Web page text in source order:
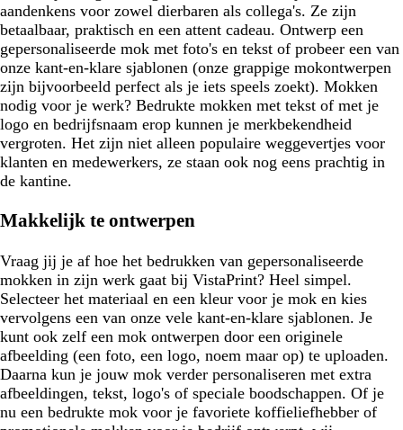
aandenkens voor zowel dierbaren als collega's. Ze zijn
betaalbaar, praktisch en een attent cadeau. Ontwerp een
gepersonaliseerde mok met foto's en tekst of probeer een van
onze kant-en-klare sjablonen (onze grappige mokontwerpen
zijn bijvoorbeeld perfect als je iets speels zoekt). Mokken
nodig voor je werk? Bedrukte mokken met tekst of met je
logo en bedrijfsnaam erop kunnen je merkbekendheid
vergroten. Het zijn niet alleen populaire weggevertjes voor
klanten en medewerkers, ze staan ook nog eens prachtig in
de kantine.
Makkelijk te ontwerpen
Vraag jij je af hoe het bedrukken van gepersonaliseerde
mokken in zijn werk gaat bij VistaPrint? Heel simpel.
Selecteer het materiaal en een kleur voor je mok en kies
vervolgens een van onze vele kant-en-klare sjablonen. Je
kunt ook zelf een mok ontwerpen door een originele
afbeelding (een foto, een logo, noem maar op) te uploaden.
Daarna kun je jouw mok verder personaliseren met extra
afbeeldingen, tekst, logo's of speciale boodschappen. Of je
nu een bedrukte mok voor je favoriete koffieliefhebber of